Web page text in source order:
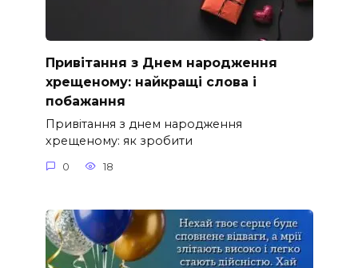
Привітання з Днем народження
хрещеному: найкращі слова і
побажання
Привітання з днем народження
хрещеному: як зробити
0 18